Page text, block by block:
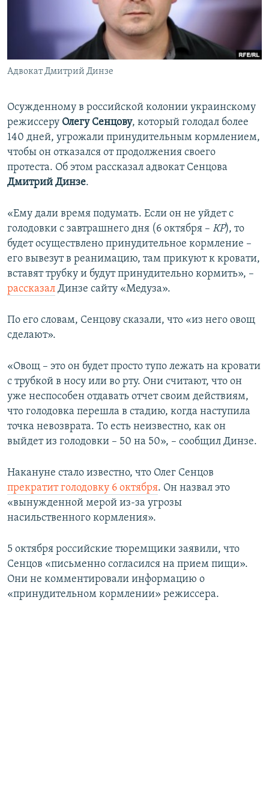
ПОБЕДИТЕЛЕЙ НЕ СУДЯТ?
КРЫМ.НЕПОКОРЕННЫЙ
УКРАИНСКАЯ ПРОБЛЕМА КРЫМА
Адвокат Дмитрий Динзе
Осужденному в российской колонии украинскому
режиссеру Олегу Сенцову, который голодал более
140 дней, угрожали принудительным кормлением,
чтобы он отказался от продолжения своего
протеста. Об этом рассказал адвокат Сенцова
Дмитрий Динзе.
«Ему дали время подумать. Если он не уйдет с
голодовки с завтрашнего дня (6 октября – КР), то
будет осуществлено принудительное кормление –
его вывезут в реанимацию, там прикуют к кровати,
вставят трубку и будут принудительно кормить», –
рассказал Динзе сайту «Медуза».
По его словам, Сенцову сказали, что «из него овощ
сделают».
«Овощ – это он будет просто тупо лежать на кровати
с трубкой в носу или во рту. Они считают, что он
уже неспособен отдавать отчет своим действиям,
что голодовка перешла в стадию, когда наступила
точка невозврата. То есть неизвестно, как он
выйдет из голодовки – 50 на 50», – сообщил Динзе.
Накануне стало известно, что Олег Сенцов
прекратит голодовку 6 октября. Он назвал это
«вынужденной мерой из-за угрозы
насильственного кормления».
5 октября российские тюремщики заявили, что
Сенцов «письменно согласился на прием пищи».
Они не комментировали информацию о
«принудительном кормлении» режиссера.